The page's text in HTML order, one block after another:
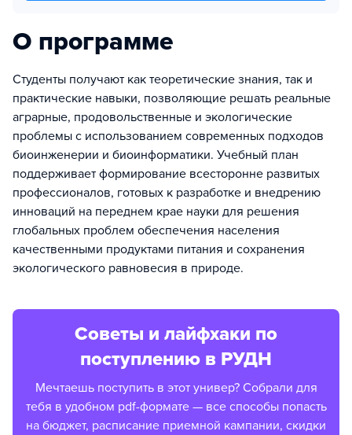
О программе
Студенты получают как теоретические знания, так и
практические навыки, позволяющие решать реальные
аграрные, продовольственные и экологические
проблемы с использованием современных подходов
биоинженерии и биоинформатики. Учебный план
поддерживает формирование всесторонне развитых
профессионалов, готовых к разработке и внедрению
инноваций на переднем крае науки для решения
глобальных проблем обеспечения населения
качественными продуктами питания и сохранения
экологического равновесия в природе.
Советы и лайфхаки по
поступлению в РУДН
Мечтаешь поступить в этот универ? Собрали для
тебя в удобном pdf-формате — все способы попасть
на бюджет, расписание приемной кампании, скидки